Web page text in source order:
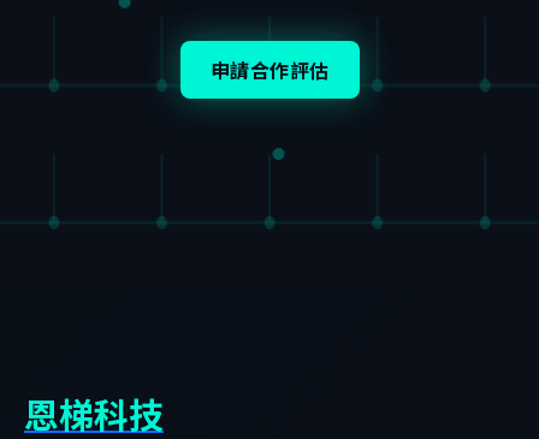
申請合作評估
恩梯科技